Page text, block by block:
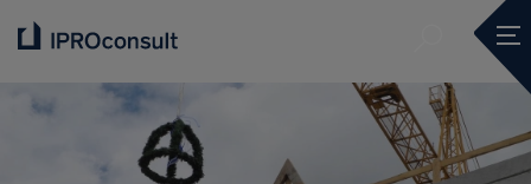
Suche
Suche